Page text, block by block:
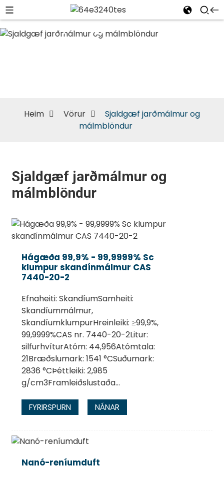
Sjaldgæf
Heim Vörur
Sjaldgæf jarðmálmur og
málmblöndur
Sjaldgæf jarðmálmur og
málmblöndur
Hágæða 99,9% - 99,9999% Sc
klumpur skandínmálmur CAS
7440-20-2
Efnaheiti: SkandíumSamheiti:
Skandíummálmur,
SkandíumklumpurHreinleiki: ≥99,9%,
99,9999%CAS nr. 7440-20-2Litur:
silfurhvíturAtóm: 44,956Atómtala:
21Bræðslumark: 1541 °CSuðumark:
2836 °CÞéttleiki: 2,985
g/cm3Framleiðslustaða...
FYRIRSPURN NÁNAR
Nanó-reníumduft